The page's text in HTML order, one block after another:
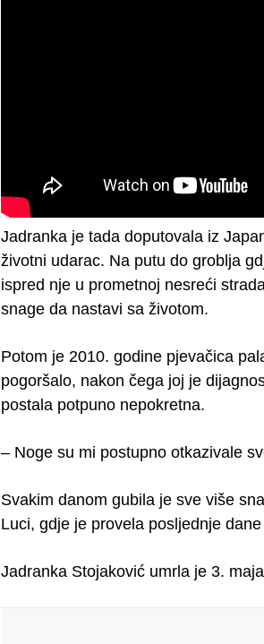
Jadranka je tada doputovala iz
životni udarac. Na putu do groblja
ispred nje u prometnoj nesreći
snage da nastavi sa životom.
Potom je 2010. godine pjevačica
pogoršalo, nakon čega joj je
postala potpuno nepokretna.
– Noge su mi postupno otkazivale
Svakim danom gubila je sve više
Luci, gdje je provela posljednje
Jadranka Stojaković umrla je 3.